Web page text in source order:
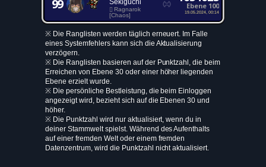
99
Sekiguchi
Ragnarok
[Chaos]
Ebene 100
19.05.2024, 00:14
※ Die Ranglisten werden täglich erneuert. Im Falle
eines Systemfehlers kann sich die Aktualisierung
verzögern.
※ Die Ranglisten basieren auf der Punktzahl, die beim
Erreichen von Ebene 30 oder einer höher liegenden
Ebene erzielt wurde.
※ Die persönliche Bestleistung, die beim Einloggen
angezeigt wird, bezieht sich auf die Ebenen 30 und
höher.
※ Die Punktzahl wird nur aktualisiert, wenn du in
deiner Stammwelt spielst. Während des Aufenthalts
auf einer fremden Welt oder einem fremden
Datenzentrum, wird die Punktzahl nicht aktualisiert.